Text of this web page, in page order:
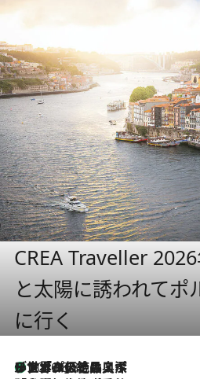
CREA Traveller
と太陽に誘われてポ
に行く
2026.8.8
リスボンの絶品スイーツ「パステル・デ・ナタ」とは？ポルトガル伝統の奥深い世界へ